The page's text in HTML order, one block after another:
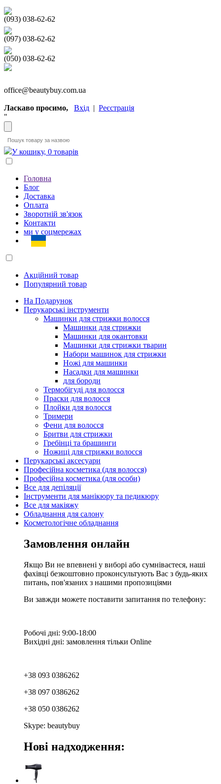
(093) 038-62-62
(097) 038-62-62
(050) 038-62-62
office@beautybuy.com.ua
Ласкаво просимо, Вхід | Реєстрація
"
У кошику, 0 товарів
Головна
Блог
Доставка
Оплата
Зворотній зв'язок
Контакти
ми у соцмережах
Акційний товар
Популярний товар
На Подарунок
Перукарські інструменти
Машинки для стрижки волосся
Машинки для стрижки
Машинки для окантовки
Машинки для стрижки тварин
Набори машинок для стрижки
Ножі для машинки
Насадки для машинки
для бороди
Термобігуді для волосся
Праски для волосся
Плойки для волосся
Тримери
Фени для волосся
Бритви для стрижки
Гребінці та брашинги
Ножиці для стрижки волосся
Перукарські аксесуари
Професійна косметика (для волосся)
Професійна косметика (для особи)
Все для депіляції
Інструменти для манікюру та педикюру
Все для макіяжу
Обладнання для салону
Косметологічне обладнання
Замовлення онлайн
Якщо Ви не впевнені у виборі або сумніваєтеся, наші
фахівці безкоштовно проконсультують Вас з будь-яких
питань, пов'язаних з нашими пропозиціями
Ви завжди можете поставити запитання по телефону:
Робочі дні: 9:00-18:00
Вихідні дні: замовлення тільки Online
+38 093 0386262
+38 097 0386262
+38 050 0386262
Skype: beautybuy
Нові надходження: